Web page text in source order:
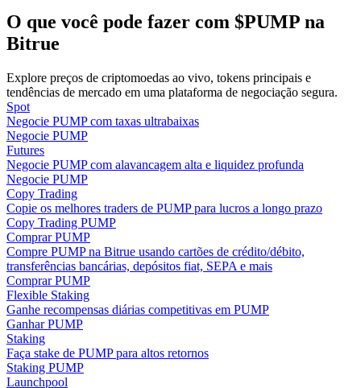
Guia para iniciantes em futuros
Estratégias de negociação
Aprenda como se manter lucrativo
Ganhar
O que você pode fazer com $PUMP na
Bitrue
Explore preços de criptomoedas ao vivo, tokens principais e
tendências de mercado em uma plataforma de negociação segura.
Spot
Negocie PUMP com taxas ultrabaixas
Negocie PUMP
Futures
Negocie PUMP com alavancagem alta e liquidez profunda
Negocie PUMP
Copy Trading
Copie os melhores traders de PUMP para lucros a longo prazo
Copy Trading PUMP
Comprar PUMP
Compre PUMP na Bitrue usando cartões de crédito/débito,
transferências bancárias, depósitos fiat, SEPA e mais
Comprar PUMP
Flexible Staking
Ganhe recompensas diárias competitivas em PUMP
Ganhar PUMP
Staking
Faça stake de PUMP para altos retornos
Staking PUMP
Launchpool